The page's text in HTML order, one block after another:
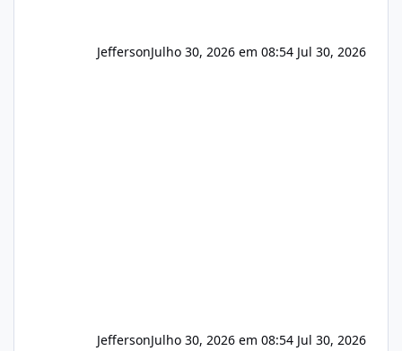
JeffersonJulho 30, 2026 em 08:54 Jul 30, 2026
JeffersonJulho 30, 2026 em 08:54 Jul 30, 2026